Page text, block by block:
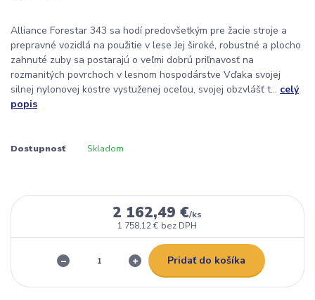
Alliance Forestar 343 sa hodí predovšetkým pre žacie stroje a
prepravné vozidlá na použitie v lese Jej široké, robustné a plocho
zahnuté zuby sa postarajú o veľmi dobrú priľnavosť na
rozmanitých povrchoch v lesnom hospodárstve Vďaka svojej
silnej nylonovej kostre vystuženej oceľou, svojej obzvlášť t... celý
popis
Dostupnosť Skladom
2 162,49 €/ks
1 758,12 € bez DPH
Pridať do košíka